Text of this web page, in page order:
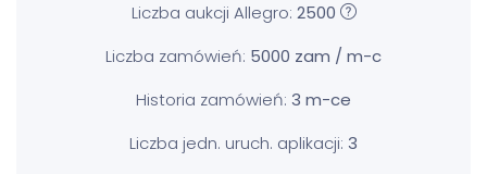
Liczba aukcji Allegro: 2500
Liczba zamówień: 5000 zam / m-c
Historia zamówień: 3 m-ce
Liczba jedn. uruch. aplikacji: 3